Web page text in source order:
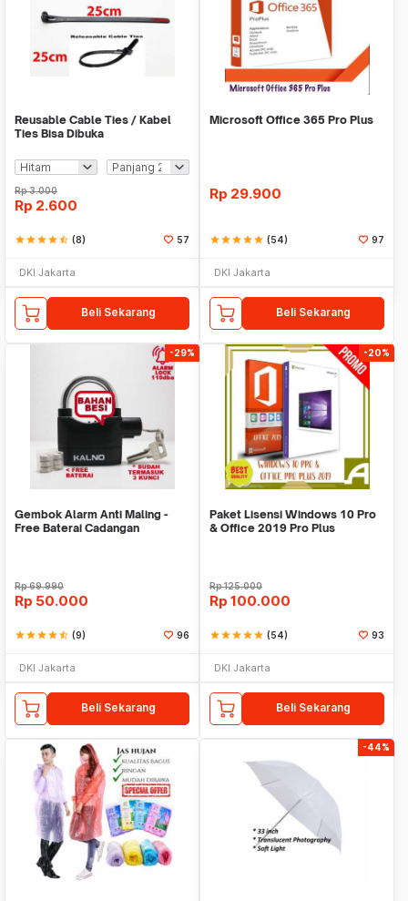
Reusable Cable Ties / Kabel
Ties Bisa Dibuka
Rp3.000
Rp 2.600
starstarstarstarstar_half (8) 57
DKI Jakarta
Beli Sekarang
Microsoft Office 365 Pro Plus
Rp 29.900
starstarstarstarstar (54) 97
DKI Jakarta
Beli Sekarang
-29%
Gembok Alarm Anti Maling -
Free Baterai Cadangan
Rp69.990
Rp 50.000
starstarstarstarstar_half (9) 96
DKI Jakarta
Beli Sekarang
-20%
Paket Lisensi Windows 10 Pro
& Office 2019 Pro Plus
Rp125.000
Rp 100.000
starstarstarstarstar (54) 93
DKI Jakarta
Beli Sekarang
-44%